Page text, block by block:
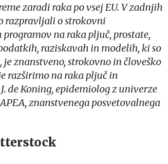
zaradi raka po vsej EU. V zadnjih
razpravljali o strokovni
na raka pljuč, prostate,
raziskavah in modelih, ki so
znanstveno, strokovno in človeško
razširimo na raka pljuč in
de Koning, epidemiolog z univerze
znanstvenega posvetovalnega